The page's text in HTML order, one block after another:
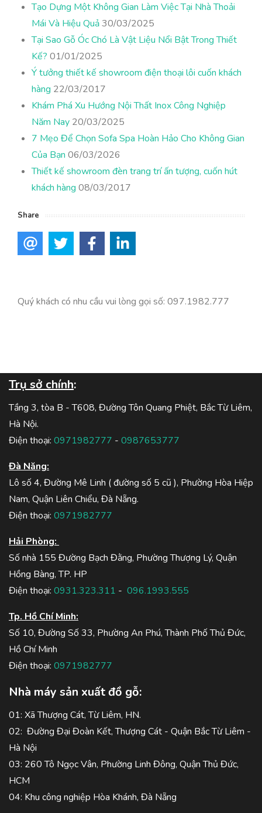
Tạo Dựng Một Không Gian Làm Việc Tại Nhà Thoải
Mái Và Hiệu Quả30/03/2025
Tại Sao Gỗ Óc Chó Là Vật Liệu Nổi Bật Trong Thiết
Kế? 01/01/2025
Ý tưởng thiết kế showroom điện thoại lôi cuốn khách
hàng 22/03/2017
Khám Phá Xu Hướng Nội Thất Inox Công Nghiệp
Năm Nay 20/03/2025
7 Mẹo Để Chọn Sofa Spa Hoàn Hảo Cho Không Gian
Của Bạn 06/03/2026
Thiết kế showroom đèn trang trí ấn tượng, cuốn hút
khách hàng 08/03/2017
Share
Quý khách có nhu cầu vui lòng gọi số: 097.1982.777
Trụ sở chính:
Tầng 3, tòa B - T608, Đường Tôn Quang Phiệt, Bắc Từ Liêm,
Hà Nội.
Điện thoại: 0971982777 - 0987653777
Đà Năng:
Lô số 4, Đường Mê Linh ( đường số 5 cũ ), Phường Hòa Hiệp
Nam, Quận Liên Chiểu, Đà Nẵng.
Điện thoại: 0971982777
Hải Phòng:
Số nhà 155 Đường Bạch Đằng, Phường Thượng Lý, Quận
Hồng Bàng, TP. HP
Điện thoại: 0931.323.311 - 096.1993.555
Tp. Hồ Chí Minh:
Số 10, Đường Số 33, Phường An Phú, Thành Phố Thủ Đức,
Hồ Chí Minh
Điện thoại: 0971982777
Nhà máy sản xuất đồ gỗ:
01: Xã Thượng Cát, Từ Liêm, HN.
02: Đường Đại Đoàn Kết, Thượng Cát - Quận Bắc Từ Liêm -
Hà Nội
03: 260 Tô Ngọc Vân, Phường Linh Đông, Quận Thủ Đức,
HCM
04: Khu công nghiệp Hòa Khánh, Đà Nẵng